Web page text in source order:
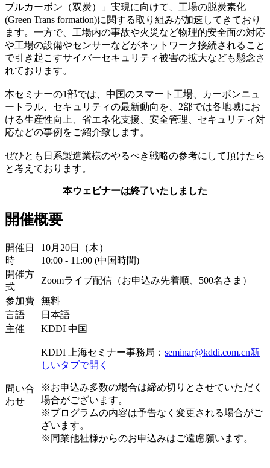
ブルカーボン（双炭）」実現に向けて、工場の脱炭素化
(Green Trans formation)に関する取り組みが加速してきており
ます。一方で、工場内の事故や火災など物理的安全面の対応
や工場の設備やセンサーなどがネットワーク接続されること
で引き起こすサイバーセキュリティ被害の拡大なども懸念さ
れております。
本セミナーの1部では、中国のスマート工場、カーボンニュ
ートラル、セキュリティの最新動向を、2部では各地域にお
ける生産性向上、省エネ化支援、安全管理、セキュリティ対
応などの事例をご紹介致します。
ぜひとも日系製造業様のやるべき戦略の参考にして頂けたら
と考えております。
本ウェビナーは終了いたしました
開催概要
開催日
時
10月20日（木）
10:00 - 11:00 (中国時間)
開催方
式
Zoomライブ配信（お申込み先着順、500名さま）
参加費
無料
言語
日本語
主催
KDDI 中国
問い合
わせ
KDDI 上海セミナー事務局： seminar@kddi.com.cn新
しいタブで開く
※お申込み多数の場合は締め切りとさせていただく
場合がございます。
※プログラムの内容は予告なく変更される場合がご
ざいます。
※同業他社様からのお申込みはご遠慮願います。